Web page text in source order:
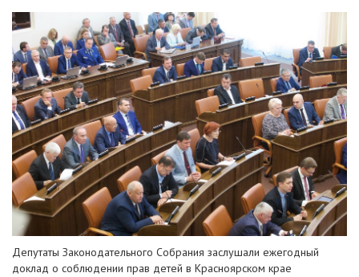
Депутаты Законодательного Собрания заслушали ежегодный
доклад о соблюдении прав детей в Красноярском крае